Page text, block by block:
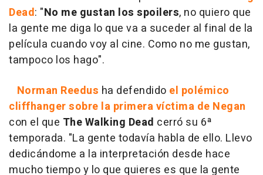
Dead: "No me gustan los spoilers, no quiero que
la gente me diga lo que va a suceder al final de la
película cuando voy al cine. Como no me gustan,
tampoco los hago".
Norman Reedus ha defendido el polémico
cliffhanger sobre la primera víctima de Negan
con el que The Walking Dead cerró su 6ª
temporada. "La gente todavía habla de ello. Llevo
dedicándome a la interpretación desde hace
mucho tiempo y lo que quieres es que la gente